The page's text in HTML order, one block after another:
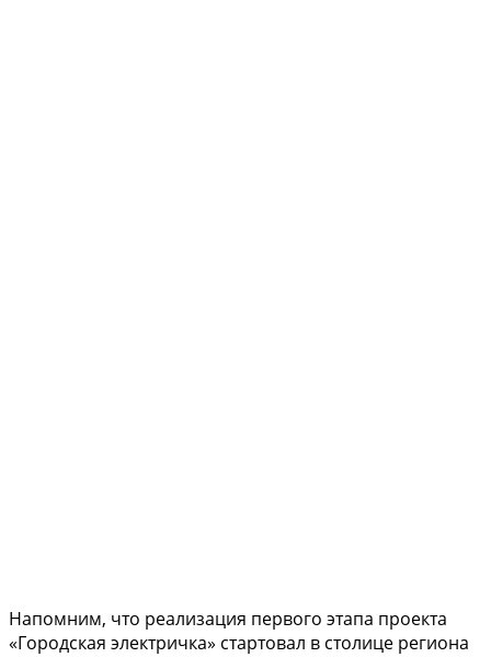
Напомним, что реализация первого этапа проекта
«Городская электричка» стартовал в столице региона